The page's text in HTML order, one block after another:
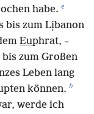
habe. e
bis zum Lịbanon
Euphrat, –
bis zum Großen
Leben lang
können. h
werde ich